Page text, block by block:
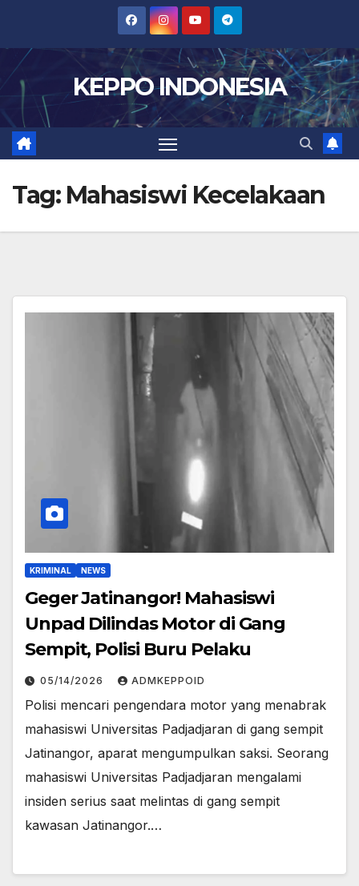
content
KEPPO INDONESIA
Tag: Mahasiswi Kecelakaan
KRIMINAL NEWS
Geger Jatinangor! Mahasiswi
Unpad Dilindas Motor di Gang
Sempit, Polisi Buru Pelaku
05/14/2026 ADMKEPPOID
Polisi mencari pengendara motor yang menabrak
mahasiswi Universitas Padjadjaran di gang sempit
Jatinangor, aparat mengumpulkan saksi. Seorang
mahasiswi Universitas Padjadjaran mengalami
insiden serius saat melintas di gang sempit
kawasan Jatinangor.…